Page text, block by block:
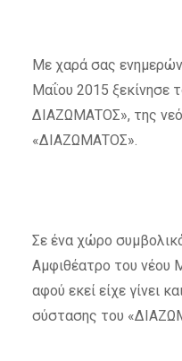
Με χαρά σας
Μαΐου 2015 ξεκίνησε
ΔΙΑΖΩΜΑΤΟΣ», της
«ΔΙΑΖΩΜΑΤΟΣ».
Σε ένα χώρο
Αμφιθέατρο του νέου
αφού εκεί είχε γίνει
σύστασης του